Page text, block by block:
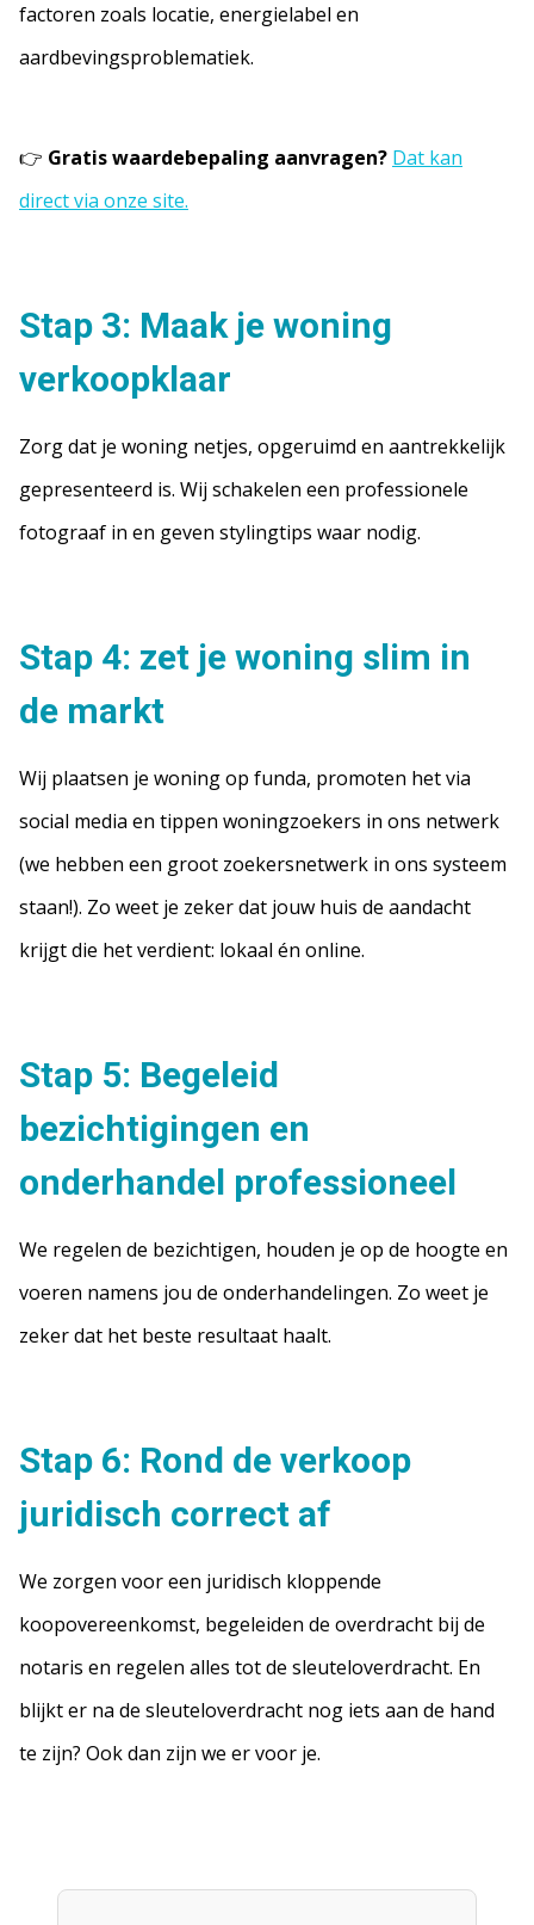
factoren zoals locatie, energielabel en
aardbevingsproblematiek.
👉 Gratis waardebepaling aanvragen? Dat kan
direct via onze site.
Stap 3: Maak je woning
verkoopklaar
Zorg dat je woning netjes, opgeruimd en aantrekkelijk
gepresenteerd is. Wij schakelen een professionele
fotograaf in en geven stylingtips waar nodig.
Stap 4: zet je woning slim in
de markt
Wij plaatsen je woning op funda, promoten het via
social media en tippen woningzoekers in ons netwerk
(we hebben een groot zoekersnetwerk in ons systeem
staan!). Zo weet je zeker dat jouw huis de aandacht
krijgt die het verdient: lokaal én online.
Stap 5: Begeleid
bezichtigingen en
onderhandel professioneel
We regelen de bezichtigen, houden je op de hoogte en
voeren namens jou de onderhandelingen. Zo weet je
zeker dat het beste resultaat haalt.
Stap 6: Rond de verkoop
juridisch correct af
We zorgen voor een juridisch kloppende
koopovereenkomst, begeleiden de overdracht bij de
notaris en regelen alles tot de sleuteloverdracht. En
blijkt er na de sleuteloverdracht nog iets aan de hand
te zijn? Ook dan zijn we er voor je.